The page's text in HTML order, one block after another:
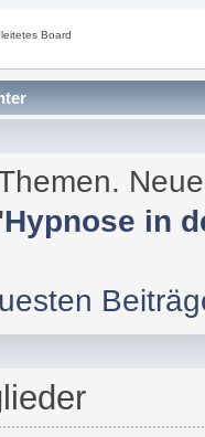
Board
Hypnose in